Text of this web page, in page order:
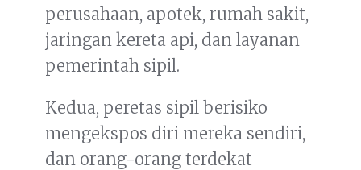
perusahaan, apotek, rumah sakit,
jaringan kereta api, dan layanan
pemerintah sipil.
Kedua, peretas sipil berisiko
mengekspos diri mereka sendiri,
dan orang-orang terdekat